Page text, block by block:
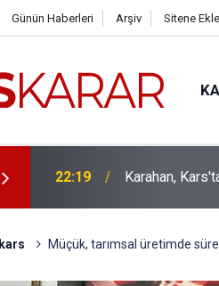
Günün Haberleri Arşiv Sitene Ekle
16:15 Uludaşdemir,
kars Müçük, tarımsal üretimde